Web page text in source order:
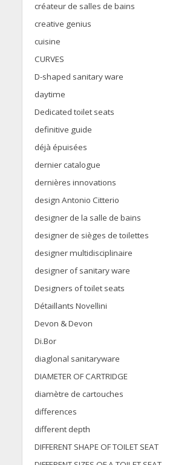
créateur de salles de bains
creative genius
cuisine
CURVES
D-shaped sanitary ware
daytime
Dedicated toilet seats
definitive guide
déjà épuisées
dernier catalogue
dernières innovations
design Antonio Citterio
designer de la salle de bains
designer de sièges de toilettes
designer multidisciplinaire
designer of sanitary ware
Designers of toilet seats
Détaillants Novellini
Devon & Devon
Di.Bor
diaglonal sanitaryware
DIAMETER OF CARTRIDGE
diamètre de cartouches
differences
different depth
DIFFERENT SHAPE OF TOILET SEAT